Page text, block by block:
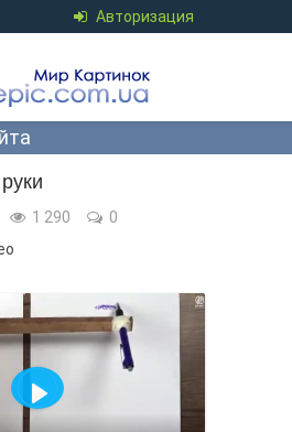
Авторизация
1 290
0
Воспроизвести